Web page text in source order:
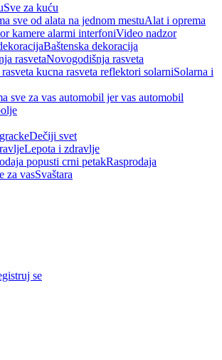
Sve za kuću
Alat i oprema
Video nadzor
Baštenska dekoracija
Novogodišnja rasveta
Solarna i
Dečiji svet
Lepota i zdravlje
Rasprodaja
Svaštara
se